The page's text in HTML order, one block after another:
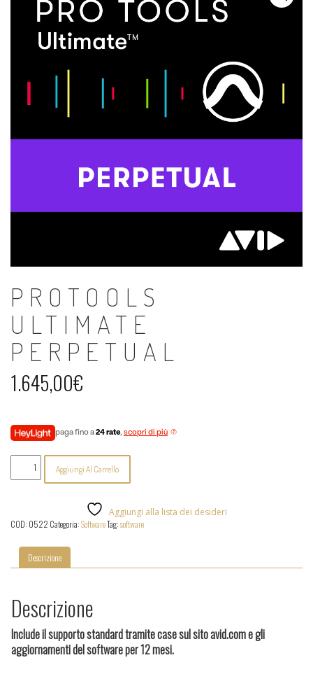
PROTOOLS
ULTIMATE
PERPETUAL
1.645,00€
paga fino a24 rate, scopri di più
ProTools
Ultimate
Perpetual
Aggiungi Al Carrello
Aggiungi alla lista dei desideri
COD: 0522 Categoria:SoftwareTag:software
Descrizione
Descrizione
Include il supporto standard tramite case sul sito avid.com e gli
aggiornamenti del software per 12 mesi.